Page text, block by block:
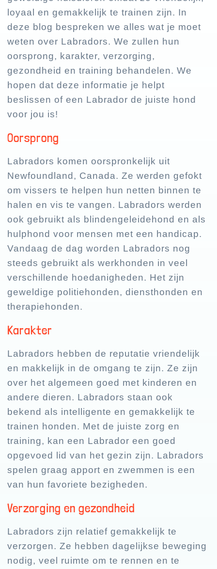
loyaal en gemakkelijk te trainen zijn. In
deze blog bespreken we alles wat je moet
weten over Labradors. We zullen hun
oorsprong, karakter, verzorging,
gezondheid en training behandelen. We
hopen dat deze informatie je helpt
beslissen of een Labrador de juiste hond
voor jou is!
Oorsprong
Labradors komen oorspronkelijk uit
Newfoundland, Canada. Ze werden gefokt
om vissers te helpen hun netten binnen te
halen en vis te vangen. Labradors werden
ook gebruikt als blindengeleidehond en als
hulphond voor mensen met een handicap.
Vandaag de dag worden Labradors nog
steeds gebruikt als werkhonden in veel
verschillende hoedanigheden. Het zijn
geweldige politiehonden, diensthonden en
therapiehonden.
Karakter
Labradors hebben de reputatie vriendelijk
en makkelijk in de omgang te zijn. Ze zijn
over het algemeen goed met kinderen en
andere dieren. Labradors staan ook
bekend als intelligente en gemakkelijk te
trainen honden. Met de juiste zorg en
training, kan een Labrador een goed
opgevoed lid van het gezin zijn. Labradors
spelen graag apport en zwemmen is een
van hun favoriete bezigheden.
Verzorging en gezondheid
Labradors zijn relatief gemakkelijk te
verzorgen. Ze hebben dagelijkse beweging
nodig, veel ruimte om te rennen en te